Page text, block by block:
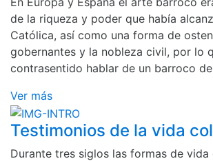
de la riqueza y poder que había
Católica, así como una forma de
gobernantes y la nobleza civil, por lo
contrasentido hablar de un barroco
Ver más
Testimonios de la vida
Durante tres siglos las formas de vida